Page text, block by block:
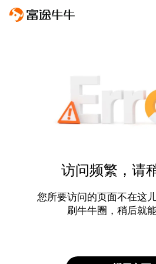
访问频繁，请
您所要访问的页面不在这
刷牛牛圈，稍后就